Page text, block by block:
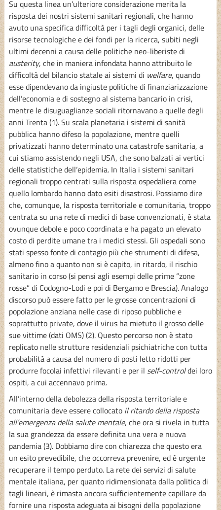
Su questa linea un’ulteriore considerazione merita la
risposta dei nostri sistemi sanitari regionali, che hanno
avuto una specifica difficoltà per i tagli degli organici, delle
risorse tecnologiche e dei fondi per la ricerca, subiti negli
ultimi decenni a causa delle politiche neo-liberiste di
austerity, che in maniera infondata hanno attribuito le
difficoltà del bilancio statale ai sistemi di welfare, quando
esse dipendevano da ingiuste politiche di finanziarizzazione
dell’economia e di sostegno al sistema bancario in crisi,
mentre le disuguaglianze sociali ritornavano a quelle degli
anni Trenta (1). Su scala planetaria i sistemi di sanità
pubblica hanno difeso la popolazione, mentre quelli
privatizzati hanno determinato una catastrofe sanitaria, a
cui stiamo assistendo negli USA, che sono balzati ai vertici
delle statistiche dell’epidemia. In Italia i sistemi sanitari
regionali troppo centrati sulla risposta ospedaliera come
quello lombardo hanno dato esiti disastrosi. Possiamo dire
che, comunque, la risposta territoriale e comunitaria, troppo
centrata su una rete di medici di base convenzionati, è stata
ovunque debole e poco coordinata e ha pagato un elevato
costo di perdite umane tra i medici stessi. Gli ospedali sono
stati spesso fonte di contagio più che strumenti di difesa,
almeno fino a quanto non si è capito, in ritardo, il rischio
sanitario in corso (si pensi agli esempi delle prime “zone
rosse” di Codogno-Lodi e poi di Bergamo e Brescia). Analogo
discorso può essere fatto per le grosse concentrazioni di
popolazione anziana nelle case di riposo pubbliche e
soprattutto private, dove il virus ha mietuto il grosso delle
sue vittime (dati OMS) (2). Questo percorso non è stato
replicato nelle strutture residenziali psichiatriche con tutta
probabilità a causa del numero di posti letto ridotti per
produrre focolai infettivi rilevanti e per il self-controldei loro
ospiti, a cui accennavo prima.
All’interno della debolezza della risposta territoriale e
comunitaria deve essere collocato il ritardo della risposta
all’emergenza della salute mentale, che ora si rivela in tutta
la sua grandezza da essere definita una vera e nuova
pandemia (3). Dobbiamo dire con chiarezza che questo era
un esito prevedibile, che occorreva prevenire, ed è urgente
recuperare il tempo perduto. La rete dei servizi di salute
mentale italiana, per quanto ridimensionata dalla politica di
tagli lineari, è rimasta ancora sufficientemente capillare da
fornire una risposta adeguata ai bisogni della popolazione